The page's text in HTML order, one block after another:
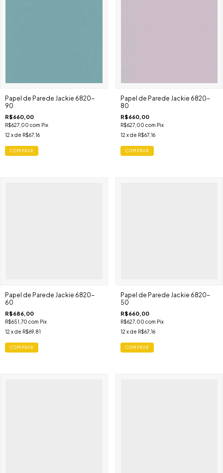
Papel de Parede Jackie 6820-
90
R$660,00
R$627,00 com Pix
12 x de R$67,16
Papel de Parede Jackie 6820-
80
R$660,00
R$627,00 com Pix
12 x de R$67,16
Papel de Parede Jackie 6820-
60
R$686,00
R$651,70 com Pix
12 x de R$69,81
Papel de Parede Jackie 6820-
50
R$660,00
R$627,00 com Pix
12 x de R$67,16